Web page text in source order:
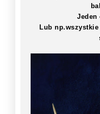
Jeden
Lub